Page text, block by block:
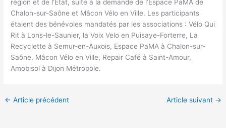
région et de l’État, suite à la demande de l’Espace PaMA de
Chalon-sur-Saône et Mâcon Vélo en Ville. Les participants
étaient des bénévoles mandatés par les associations : Vélo Qui
Rit à Lons-le-Saunier, la Voix Velo en Puisaye-Forterre, La
Recyclette à Semur-en-Auxois, Espace PaMA à Chalon-sur-
Saône, Mâcon Vélo en Ville, Repair Café à Saint-Amour,
Amobisol à Dijon Métropole.
← Article précédent Article suivant →